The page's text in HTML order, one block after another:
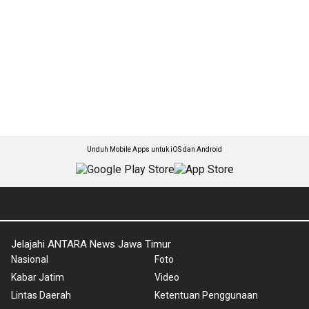
Unduh Mobile Apps untuk iOS dan Android
Jelajahi ANTARA News Jawa Timur
Nasional
Kabar Jatim
Lintas Daerah
Foto
Video
Ketentuan Penggunaan